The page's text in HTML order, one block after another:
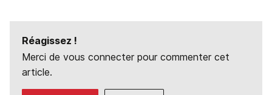
Réagissez !
Merci de vous connecter pour commenter cet
article.